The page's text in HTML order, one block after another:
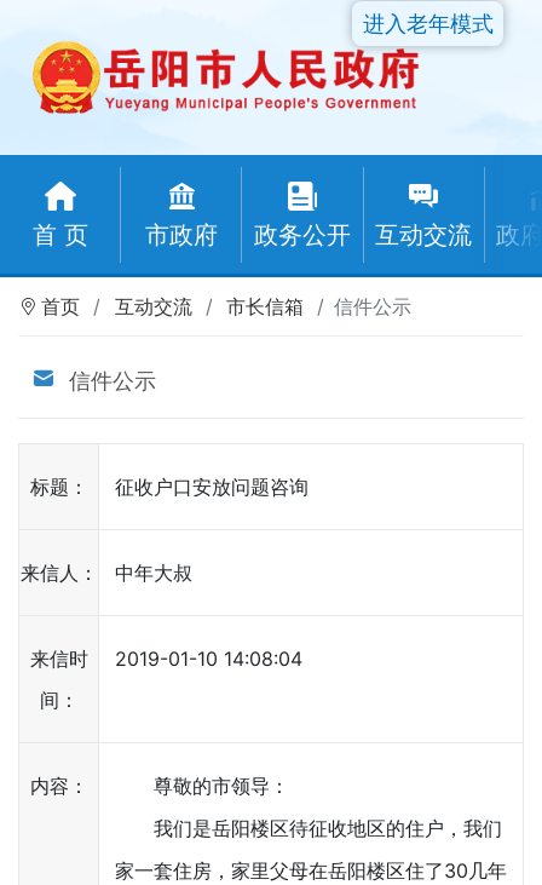
首 页 市政府 政务公开 互动交流 政
进入老年模式
首页 互动交流 市长信箱 信件公示
信件公示
标题： 征收户口安放问题咨询
来信人： 中年大叔
来信时
间：
2019-01-10 14:08:04
内容：
尊敬的市领导：
我们是岳阳楼区待征收地区的住户，我们
家一套住房，家里父母在岳阳楼区住了30几年